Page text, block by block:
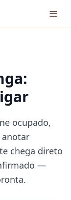
ocupado,
anotar
chega direto
—